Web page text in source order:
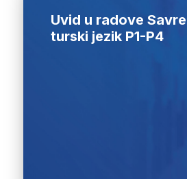
Uvid u radove
turski jezik P1-P4